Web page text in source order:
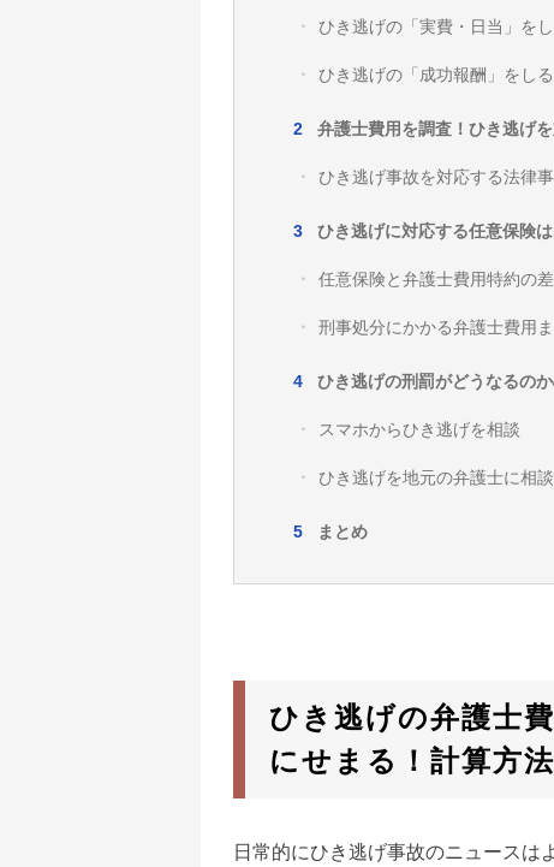
ひき逃げの「実費・日当」を
ひき逃げの「成功報酬」をしる
弁護士費用を調査！ひき逃げ
ひき逃げ事故を対応する法律
ひき逃げに対応する任意保険は
任意保険と弁護士費用特約の
刑事処分にかかる弁護士費用
ひき逃げの刑罰がどうなるの
スマホからひき逃げを相談
ひき逃げを地元の弁護士に相談
まとめ
ひき逃げの弁護士
にせまる！計算方
日常的にひき逃げ事故のニュースは